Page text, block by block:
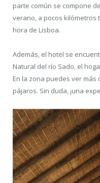
parte común se compone
verano, a pocos kilómetros
hora de Lisboa.
Además, el hotel se
Natural del río Sado, el
En la zona puedes ver
pájaros. Sin duda, ¡una